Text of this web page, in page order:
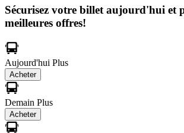
Sécurisez votre billet aujourd'hui et
meilleures offres!
Aujourd'hui Plus
Acheter
Demain Plus
Acheter